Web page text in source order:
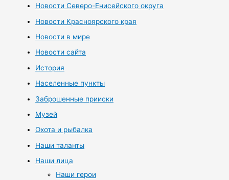
Новости Северо-Енисейского округа
Новости Красноярского края
Новости в мире
Новости сайта
История
Населенные пункты
Заброшенные прииски
Музей
Охота и рыбалка
Наши таланты
Наши лица
Наши герои